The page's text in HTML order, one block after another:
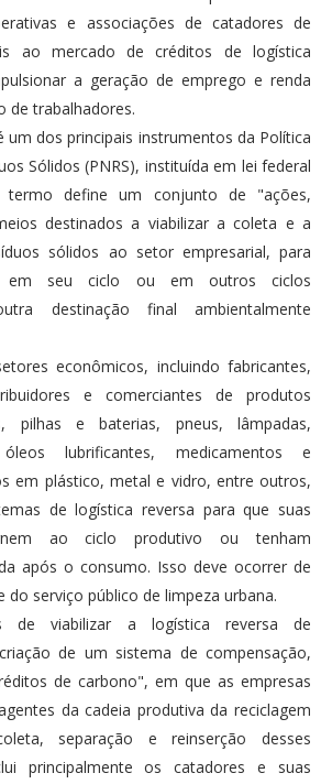
e associações de catadores de
ao mercado de créditos de logística
a geração de emprego e renda
de trabalhadores.
um dos principais instrumentos da Política
Sólidos (PNRS), instituída em lei federal
termo define um conjunto de "ações,
destinados a viabilizar a coleta e a
sólidos ao setor empresarial, para
em seu ciclo ou em outros ciclos
destinação final ambientalmente
econômicos, incluindo fabricantes,
e comerciantes de produtos
pilhas e baterias, pneus, lâmpadas,
óleos lubrificantes, medicamentos e
em plástico, metal e vidro, entre outros,
de logística reversa para que suas
ao ciclo produtivo ou tenham
após o consumo. Isso deve ocorrer de
do serviço público de limpeza urbana.
de viabilizar a logística reversa de
de um sistema de compensação,
de carbono", em que as empresas
da cadeia produtiva da reciclagem
separação e reinserção desses
principalmente os catadores e suas